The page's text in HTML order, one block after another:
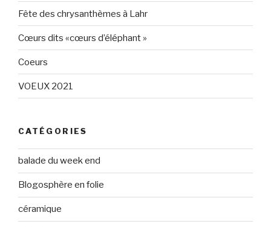
Fête des chrysanthèmes à Lahr
Cœurs dits «cœurs d’éléphant »
Coeurs
VOEUX 2021
CATÉGORIES
balade du week end
Blogosphère en folie
céramique